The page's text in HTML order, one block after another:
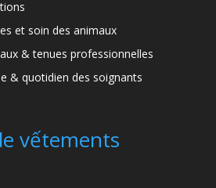
et soin des animaux
& tenues professionnelles
& quotidien des soignants
vếtements